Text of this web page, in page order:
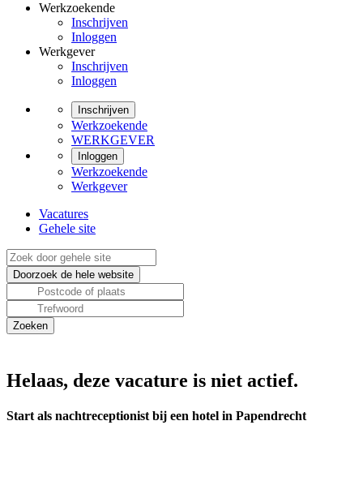
Werkzoekende
Inschrijven
Inloggen
Werkgever
Inschrijven
Inloggen
Inschrijven
Werkzoekende
WERKGEVER
Inloggen
Werkzoekende
Werkgever
Vacatures
Gehele site
Helaas, deze vacature is niet actief.
Start als nachtreceptionist bij een hotel in Papendrecht